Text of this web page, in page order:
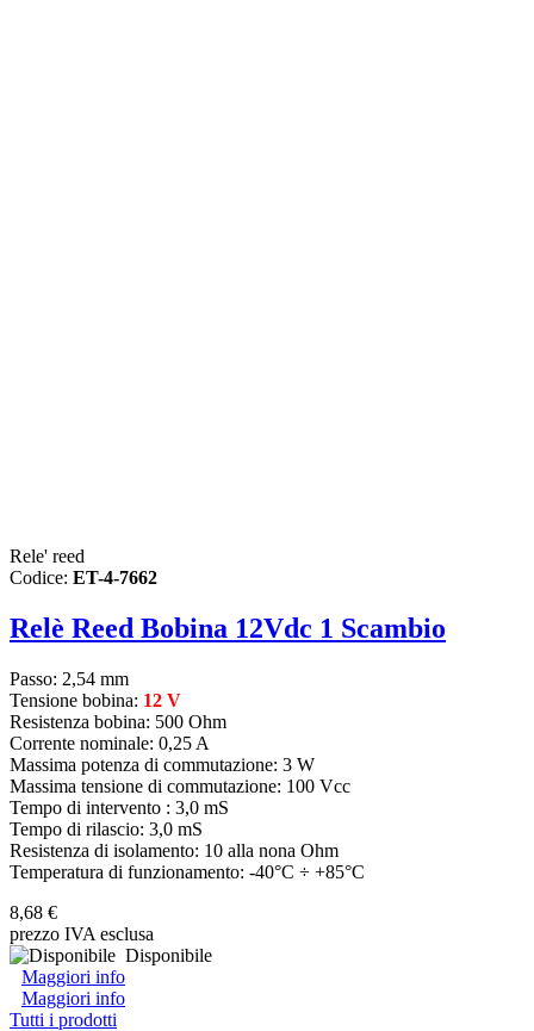
Rele' reed
Codice: ET-4-7662
Relè Reed Bobina 12Vdc 1 Scambio
Passo: 2,54 mm
Tensione bobina: 12 V
Resistenza bobina: 500 Ohm
Corrente nominale: 0,25 A
Massima potenza di commutazione: 3 W
Massima tensione di commutazione: 100 Vcc
Tempo di intervento : 3,0 mS
Tempo di rilascio: 3,0 mS
Resistenza di isolamento: 10 alla nona Ohm
Temperatura di funzionamento: -40°C ÷ +85°C
8,68 €
prezzo IVA esclusa
Disponibile
Maggiori info
Maggiori info
Tutti i prodotti